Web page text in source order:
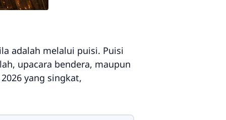
adalah melalui puisi. Puisi
upacara bendera, maupun
yang singkat,